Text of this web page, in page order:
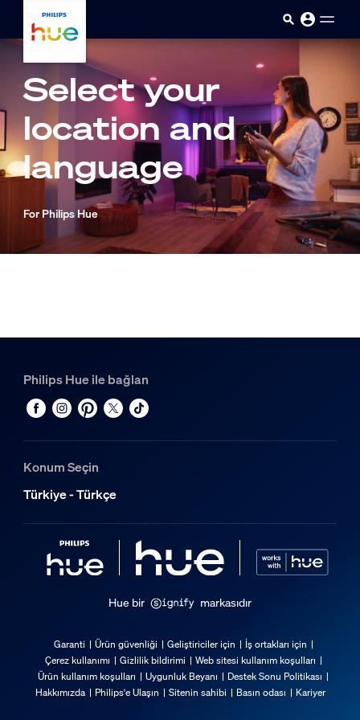
Select your
location and
language
For Philips Hue
Philips Hue ile bağlan
Konum Seçin
Türkiye - Türkçe
Hue bir markasıdır
Garanti Ürün güvenliği Geliştiriciler için
İş ortakları için
Çerez kullanımı
Gizlilik bildirimi
Web sitesi kullanım koşulları
Ürün kullanım koşulları
Uygunluk Beyanı
Destek Sonu Politikası
Hakkımızda
Philips'e Ulaşın Sitenin sahibi Basın odası Kariyer